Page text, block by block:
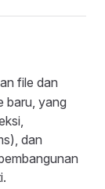
file dan
baru, yang
dan